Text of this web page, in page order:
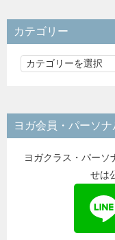
カテゴリー
カ
リ
ー
ヨガ会員・パーソ
ヨガクラス・パーソ
せは